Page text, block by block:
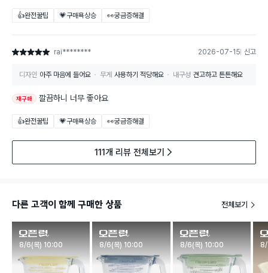
👍완전꿀팁 💗구매욕상승 👀궁금증해결
별점 5점 rai******** 2026-07-15 신고
디자인 아주 마음에 들어요 무게 사용하기 적당해요 내구성 견고하고 튼튼해요
재구매 깔끔하니 너무 좋아요
👍완전꿀팁 💗구매욕상승 👀궁금증해결
111개 리뷰 전체보기
다른 고객이 함께 구매한 상품 전체보기
판매시작
8/6(목) 10:00
판매시작
8/6(목) 10:00
판매시작
8/6(목) 10:00